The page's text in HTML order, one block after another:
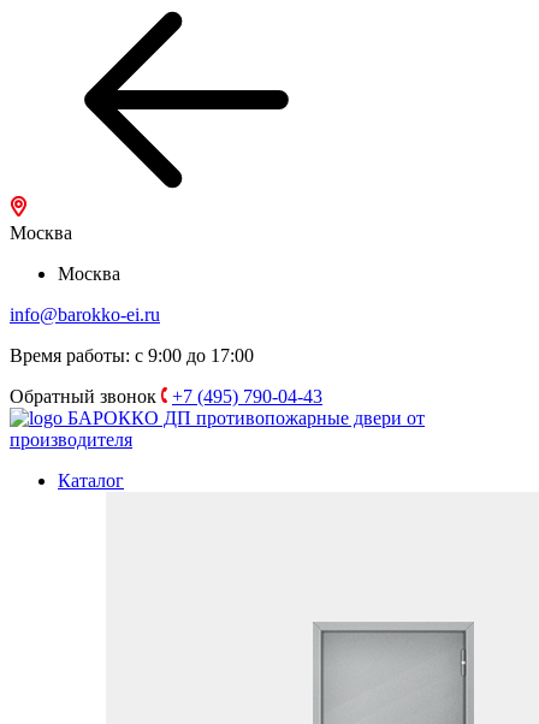
Москва
Москва
info@barokko-ei.ru
Время работы: с 9:00 до 17:00
Обратный звонок
+7 (495) 790-04-43
БАРОККО ДП противопожарные двери от
производителя
Каталог